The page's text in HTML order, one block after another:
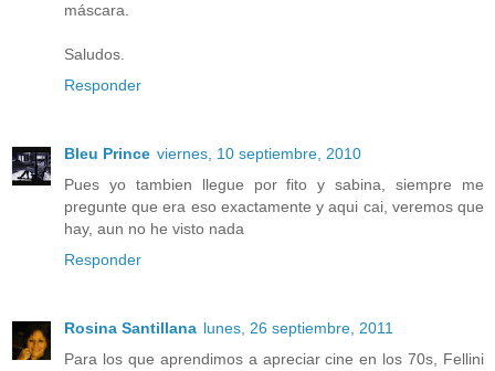
máscara.
Saludos.
Responder
Bleu Prince viernes, 10 septiembre, 2010
Pues yo tambien llegue por fito y sabina, siempre me
pregunte que era eso exactamente y aqui cai, veremos que
hay, aun no he visto nada
Responder
Rosina Santillana lunes, 26 septiembre, 2011
Para los que aprendimos a apreciar cine en los 70s, Fellini